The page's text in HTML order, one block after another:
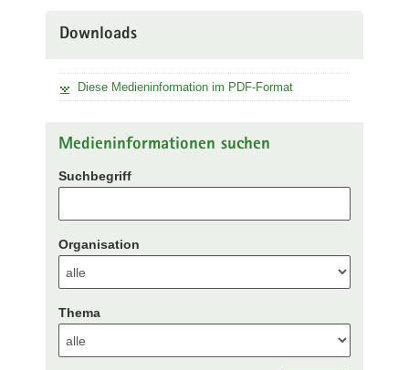
Downloads
Diese Medieninformation im PDF-Format
Medieninformationen suchen
Suchbegriff
Organisation
Thema